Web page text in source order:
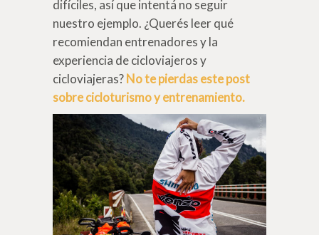
difíciles, así que intentá no seguir
nuestro ejemplo. ¿Querés leer qué
recomiendan entrenadores y la
experiencia de cicloviajeros y
cicloviajeras?No te pierdas este post
sobre cicloturismo y entrenamiento.